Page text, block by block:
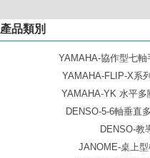
產品類別
YAMAHA-協作型七軸
YAMAHA-FLIP-X系
YAMAHA-YK 水平多
DENSO-5-6軸垂直
DENSO-教
JANOME-桌上